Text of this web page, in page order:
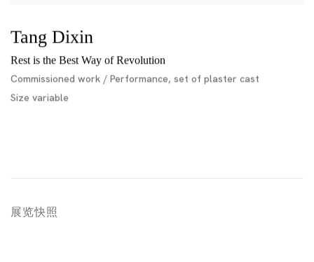
Tang Dixin
Rest is the Best Way of Revolution
Commissioned work / Performance, set of plaster cast
Size variable
展览快照